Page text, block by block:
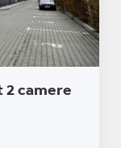
2 camere